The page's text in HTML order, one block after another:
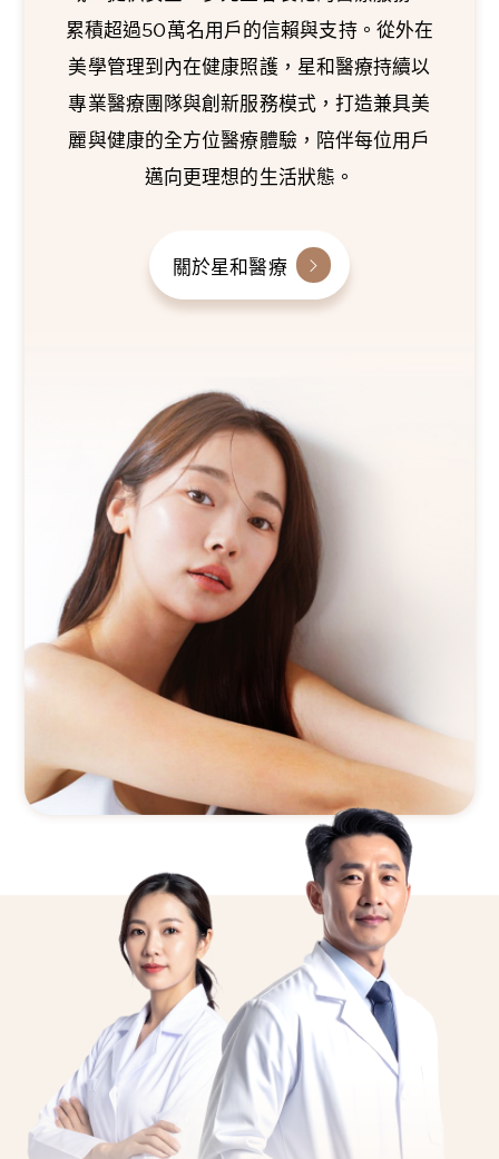
累積超過50萬名用戶的信賴與支持。從外在
美學管理到內在健康照護，星和醫療持續以
專業醫療團隊與創新服務模式，打造兼具美
麗與健康的全方位醫療體驗，陪伴每位用戶
邁向更理想的生活狀態。
關於星和醫療